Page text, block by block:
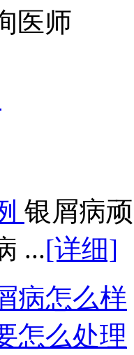
医师
银屑病
...[详细]
病怎么样
怎么处理